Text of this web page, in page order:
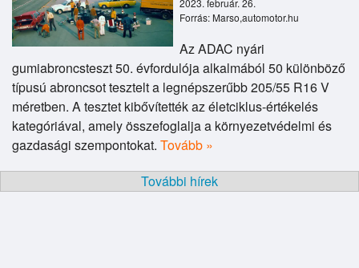
Forrás: Marso,automotor.hu
Az ADAC nyári
gumiabroncsteszt 50. évfordulója alkalmából 50 különböző
típusú abroncsot tesztelt a legnépszerűbb 205/55 R16 V
méretben. A tesztet kibővítették az életciklus-értékelés
kategóriával, amely összefoglalja a környezetvédelmi és
gazdasági szempontokat. Tovább »
További hírek